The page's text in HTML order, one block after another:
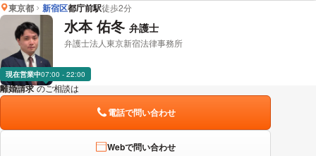
東京都 新宿区都庁前駅徒歩2分
水本 佑冬 弁護士
弁護士法人東京新宿法律事務所
現在営業中07:00 - 22:00
離婚請求 のご相談は
電話で問い合わせ
Webで問い合わせ